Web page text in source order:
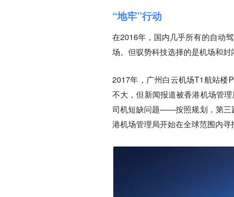
“地牢”行动
在2016年，国内几乎所有的自动
场。 但驭势科技选择的是机场和封
2017年，广州白云机场T1航站楼
不大，但新闻报道被香港机场管
司机短缺问题——按照规划，第三
港机场管理局开始在全球范围内寻